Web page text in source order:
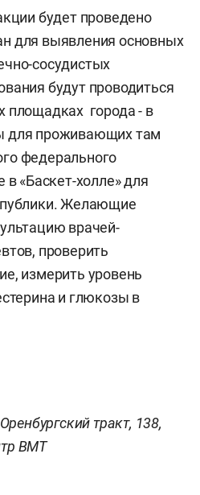
будет проведено
для выявления основных
сосудистых
будут проводиться
площадках города - в
для проживающих там
федерального
в «Баскет-холле» для
Желающие
врачей-
проверить
измерить уровень
и глюкозы в
тракт, 138,
ВМТ